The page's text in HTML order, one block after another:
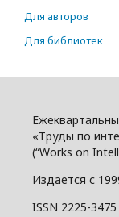
Для авторов
Для библиотек
«Труды по
(“Works on
Издается с
ISSN 2225-